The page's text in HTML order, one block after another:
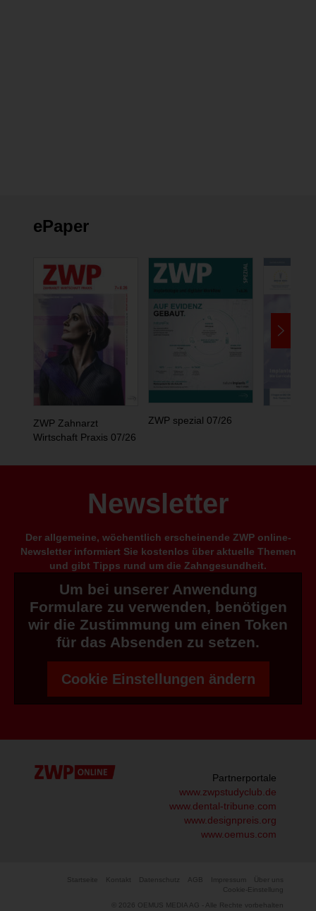
ePaper
ZWP Zahnarzt
Wirtschaft Praxis 07/26
ZWP spezial 07/26
Newsletter
Der allgemeine, wöchentlich erscheinende ZWP online-
Newsletter informiert Sie kostenlos über aktuelle Themen
und gibt Tipps rund um die Zahngesundheit.
Um bei unserer Anwendung
Formulare zu verwenden, benötigen
wir die Zustimmung um einen Token
für das Absenden zu setzen.
Cookie Einstellungen ändern
Partnerportale
www.zwpstudyclub.de
www.dental-tribune.com
www.designpreis.org
www.oemus.com
Startseite Kontakt Datenschutz AGB Impressum
Über uns
Cookie-Einstellung
© 2026 OEMUS MEDIA AG - Alle Rechte vorbehalten